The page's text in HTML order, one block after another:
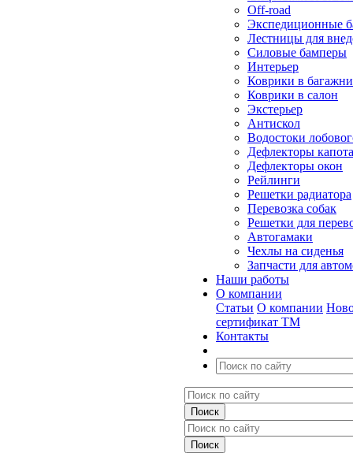
Off-road
Экспедиционные
Лестницы для
Силовые бамперы
Интерьер
Коврики в
Коврики в салон
Экстерьер
Антискол
Водостоки
Дефлекторы капота
Дефлекторы окон
Рейлинги
Решетки радиатора
Перевозка собак
Решетки для
Автогамаки
Чехлы на сиденья
Запчасти для
Наши работы
О компании
Статьи О компании
сертификат ТМ
Контакты